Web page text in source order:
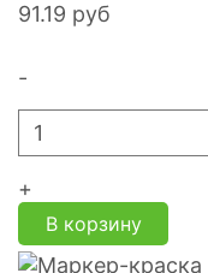
91.19 руб
-
+
В корзину